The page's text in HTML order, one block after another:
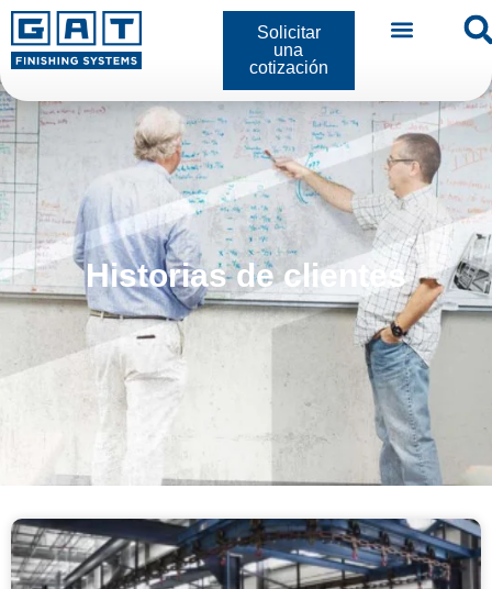
Solicitar
una
cotización
Historias de clientes